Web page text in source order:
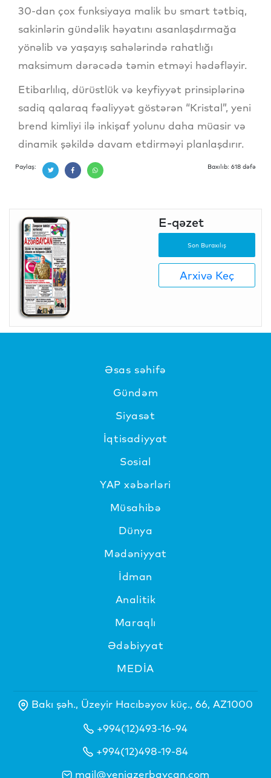
30-dan çox funksiyaya malik bu smart tətbiq,
sakinlərin gündəlik həyatını asanlaşdırmağa
yönəlib və yaşayış sahələrində rahatlığı
maksimum dərəcədə təmin etməyi hədəfləyir.
Etibarlılıq, dürüstlük və keyfiyyət prinsiplərinə
sadiq qalaraq fəaliyyət göstərən “Kristal”, yeni
brend kimliyi ilə inkişaf yolunu daha müasir və
dinamik şəkildə davam etdirməyi planlaşdırır.
Paylaş: Baxılıb: 618 dəfə
E-qəzet
Son Buraxılış
Arxivə Keç
Əsas səhifə
Gündəm
Siyasət
İqtisadiyyat
Sosial
YAP xəbərləri
Müsahibə
Dünya
Mədəniyyat
İdman
Analitik
Maraqlı
Ədəbiyyat
MEDİA
Bakı şəh., Üzeyir Hacıbəyov küç., 66, AZ1000
+994(12)493-16-94
+994(12)498-19-84
mail@yeniazerbaycan.com